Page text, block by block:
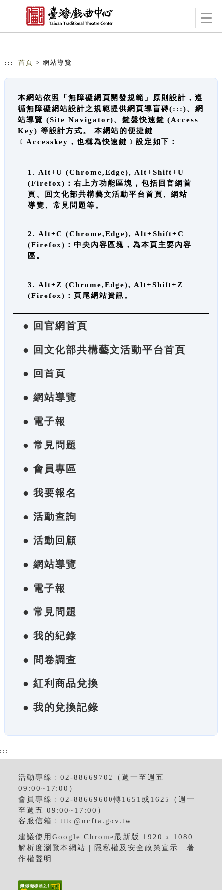
跳到主要內容
網站導覽
::: 首頁 > 網站導覽
本網站依照「無障礙網頁開發規範」原則設計，遵
循無障礙網站設計之規範提供網頁導盲磚(:::)、網
站導覽 (Site Navigator)、鍵盤快速鍵 (Access
Key) 等設計方式。 本網站的便捷鍵
﹝Accesskey，也稱為快速鍵﹞設定如下：
1. Alt+U (Chrome,Edge), Alt+Shift+U
(Firefox)：右上方功能區塊，包括回官網首
頁、回文化部共構藝文活動平台首頁、網站
導覽、常見問題等。
2. Alt+C (Chrome,Edge), Alt+Shift+C
(Firefox)：中央內容區塊，為本頁主要內容
區。
3. Alt+Z (Chrome,Edge), Alt+Shift+Z
(Firefox)：頁尾網站資訊。
● 回官網首頁
● 回文化部共構藝文活動平台首頁
● 回首頁
● 網站導覽
● 電子報
● 常見問題
● 會員專區
● 我要報名
● 活動查詢
● 活動回顧
● 網站導覽
● 電子報
● 常見問題
● 我的紀錄
● 問卷調查
● 紅利商品兌換
● 我的兌換記錄
:::
活動專線：02-88669702（週一至週五
09:00~17:00）
會員專線：02-88669600轉1651或1625（週一
至週五 09:00~17:00）
客服信箱：tttc@ncfta.gov.tw
建議使用Google Chrome最新版 1920 x 1080
解析度瀏覽本網站 | 隱私權及安全政策宣示 |著
作權聲明